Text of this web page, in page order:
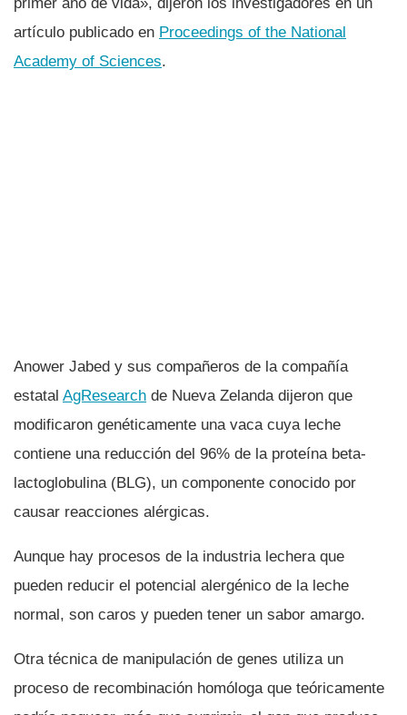
artí­culo publicado en Proceedings of the National
Academy of Sciences.
Anower Jabed y sus compañeros de la compañí­a
estatal AgResearch de Nueva Zelanda dijeron que
modificaron genéticamente una vaca cuya leche
contiene una reducción del 96% de la proteí­na beta-
lactoglobulina (BLG), un componente conocido por
causar reacciones alérgicas.
Aunque hay procesos de la industria lechera que
pueden reducir el potencial alergénico de la leche
normal, son caros y pueden tener un sabor amargo.
Otra técnica de manipulación de genes utiliza un
proceso de recombinación homóloga que teóricamente